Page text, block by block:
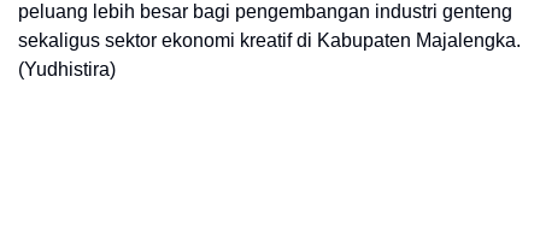
peluang lebih besar bagi pengembangan industri genteng
sekaligus sektor ekonomi kreatif di Kabupaten Majalengka.
(Yudhistira)